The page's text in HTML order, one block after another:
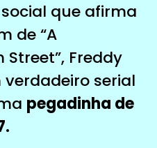
que afirma
de “A
Freddy
verdadeiro serial
pegadinha de